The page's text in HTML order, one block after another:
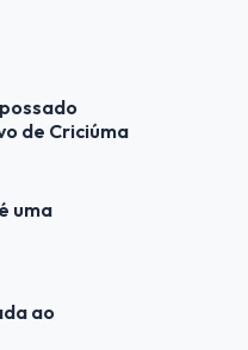
de Criciúma
uma
ao